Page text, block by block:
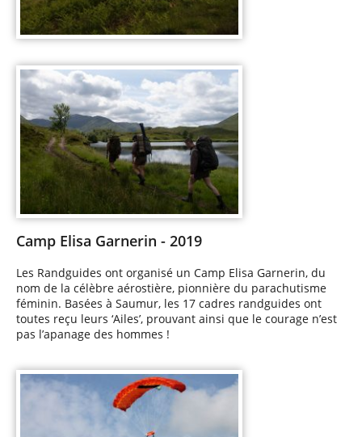
Camp Elisa Garnerin - 2019
Les Randguides ont organisé un Camp Elisa Garnerin, du
nom de la célèbre aérostière, pionnière du parachutisme
féminin. Basées à Saumur, les 17 cadres randguides ont
toutes reçu leurs ‘Ailes’, prouvant ainsi que le courage n’est
pas l’apanage des hommes !